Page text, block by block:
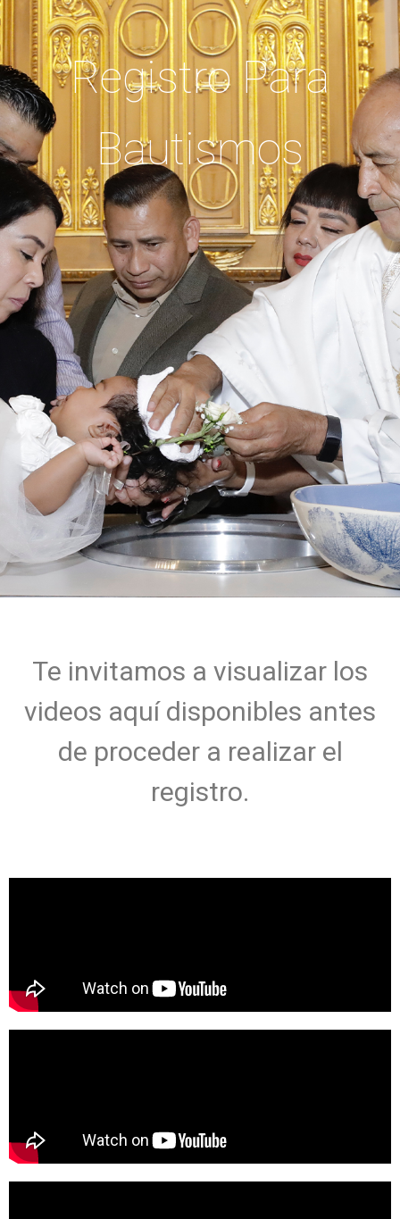
Registro Para
Bautismos
Te invitamos a visualizar los
videos aquí disponibles antes
de proceder a realizar el
registro.